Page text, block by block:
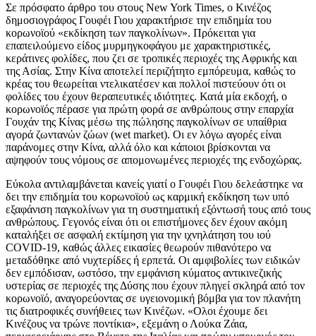
Σε πρόσφατο άρθρο του στους New York Times, ο Κινέζος
δημοσιογράφος Γουφέι Γιου χαρακτήρισε την επιδημία του
κορωνοϊού «εκδίκηση των παγκολίνων». Πρόκειται για
επαπειλούμενο είδος μυρμηγκοφάγου με χαρακτηριστικές,
κεράτινες φολίδες, που ζει σε τροπικές περιοχές της Αφρικής και
της Ασίας. Στην Κίνα αποτελεί περιζήτητο εμπόρευμα, καθώς το
κρέας του θεωρείται ντελικατέσεν και πολλοί πιστεύουν ότι οι
φολίδες του έχουν θεραπευτικές ιδιότητες. Κατά μία εκδοχή, ο
κορωνοϊός πέρασε για πρώτη φορά σε ανθρώπους στην επαρχία
Γουχάν της Κίνας μέσω της πώλησης παγκολίνων σε υπαίθρια
αγορά ζωντανών ζώων (wet market). Οι εν λόγω αγορές είναι
παράνομες στην Κίνα, αλλά όλο και κάποιοι βρίσκονται να
αψηφούν τους νόμους σε απομονωμένες περιοχές της ενδοχώρας.
Εύκολα αντιλαμβάνεται κανείς γιατί ο Γουφέι Γιου δελεάστηκε να
δει την επιδημία του κορωνοϊού ως καρμική εκδίκηση των υπό
εξαφάνιση παγκολίνων για τη συστηματική εξόντωσή τους από τους
ανθρώπους. Γεγονός είναι ότι οι επιστήμονες δεν έχουν ακόμη
καταλήξει σε ασφαλή εκτίμηση για την ιχνηλάτηση του ιού
COVID-19, καθώς άλλες εικασίες θεωρούν πιθανότερο να
μεταδόθηκε από νυχτερίδες ή ερπετά. Οι αμφιβολίες των ειδικών
δεν εμπόδισαν, ωστόσο, την εμφάνιση κύματος αντικινεζικής
υστερίας σε περιοχές της Δύσης που έχουν πληγεί σκληρά από τον
κορωνοϊό, αναγορεύοντας σε υγειονομική βόμβα για τον πλανήτη
τις διατροφικές συνήθειες των Κινέζων. «Ολοι έχουμε δει
Κινέζους να τρώνε ποντίκια», εξεμάνη ο Λούκα Ζάια,